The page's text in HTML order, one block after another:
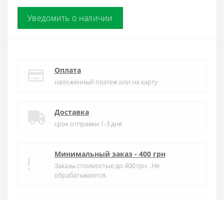
Уведомить о наличии
Оплата
наложенный платеж или на карту
Доставка
срок отправки 1-3 дня
Минимальный заказ - 400 грн
Заказы стоимостью до 400 грн . Не
обрабатываются.